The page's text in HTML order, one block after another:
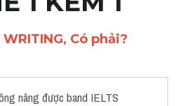
THỬ →
Có phải?
nâng được band IELTS